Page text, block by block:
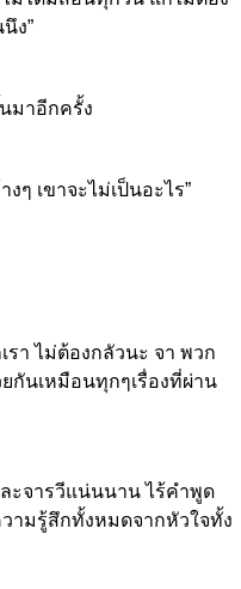
ง”
มาอีกครั้ง
ๆ เขาจะไม่เป็นอะไร”
รา ไม่ต้องกลัวนะ จา พวก
กันเหมือนทุกๆเรื่องที่ผ่าน
ะจารวีแน่นนาน ไร้คำพูด
ามรู้สึกทั้งหมดจากหัวใจทั้ง